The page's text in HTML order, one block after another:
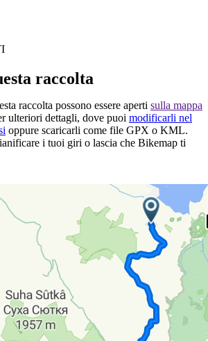
raccolta
raccolta possono essere aperti sulla mappa
ulteriori dettagli, dove puoi modificarli nel
oppure scaricarli come file GPX o KML.
i tuoi giri o lascia che Bikemap ti